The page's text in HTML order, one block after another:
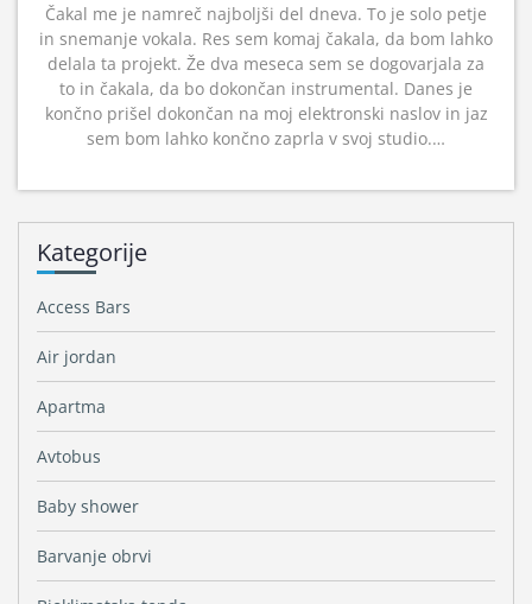
Čakal me je namreč najboljši del dneva. To je solo petje
in snemanje vokala. Res sem komaj čakala, da bom lahko
delala ta projekt. Že dva meseca sem se dogovarjala za
to in čakala, da bo dokončan instrumental. Danes je
končno prišel dokončan na moj elektronski naslov in jaz
sem bom lahko končno zaprla v svoj studio.…
Kategorije
Access Bars
Air jordan
Apartma
Avtobus
Baby shower
Barvanje obrvi